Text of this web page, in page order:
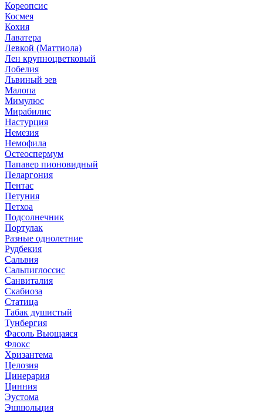
Кореопсис
Космея
Кохия
Лаватера
Левкой (Маттиола)
Лен крупноцветковый
Лобелия
Львиный зев
Малопа
Мимулюс
Мирабилис
Настурция
Немезия
Немофила
Остеоспермум
Папавер пионовидный
Пеларгония
Пентас
Петуния
Петхоа
Подсолнечник
Портулак
Разные однолетние
Рудбекия
Сальвия
Сальпиглоссис
Санвиталия
Скабиоза
Статица
Табак душистый
Тунбергия
Фасоль Вьющаяся
Флокс
Хризантема
Целозия
Цинерария
Цинния
Эустома
Эшшольция